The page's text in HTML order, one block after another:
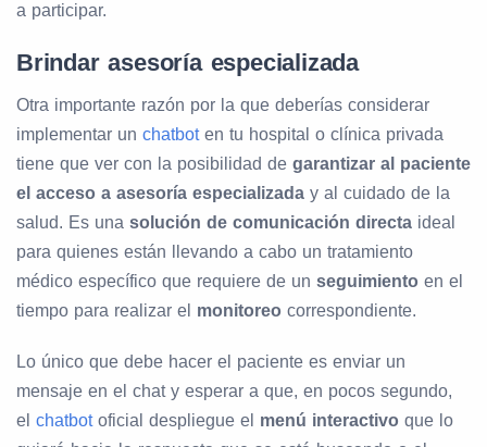
a participar.
Brindar asesoría especializada
Otra importante razón por la que deberías considerar
implementar un chatboten tu hospital o clínica privada
tiene que ver con la posibilidad de garantizar al paciente
el acceso a asesoría especializada y al cuidado de la
salud. Es una solución de comunicación directa ideal
para quienes están llevando a cabo un tratamiento
médico específico que requiere de un seguimiento en el
tiempo para realizar el monitoreo correspondiente.
Lo único que debe hacer el paciente es enviar un
mensaje en el chat y esperar a que, en pocos segundo,
el chatbotoficial despliegue el menú interactivo que lo